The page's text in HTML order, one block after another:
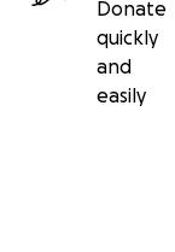
Donate
quickly
and
easily